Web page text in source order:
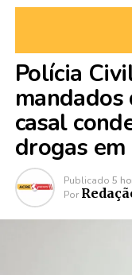
Polícia
casal
drogas
Publicado 5
Por